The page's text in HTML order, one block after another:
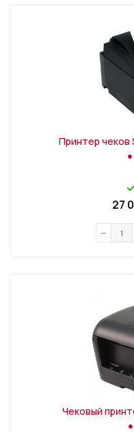
Принтер чеков
27
Чековый